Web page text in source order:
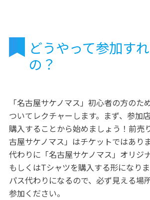
どうやって参加す
の？
「名古屋サケノマス」初心者の方のた
ついてレクチャーします。まず、参加
購入することから始めましょう！前売
古屋サケノマス」はチケットではあり
代わりに「名古屋サケノマス」オリジ
もしくはTシャツを購入する形になり
パス代わりになるので、必ず見える場
参加ください。